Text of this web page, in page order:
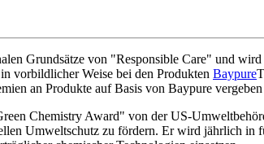
Grundsätze von "Responsible Care" und wird
vorbildlicher Weise bei den Produkten Baypure
an Produkte auf Basis von Baypure
Chemistry Award" von der US-
Umweltschutz zu fördern. Er wird jährlich in